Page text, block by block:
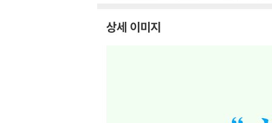
상세 이미지